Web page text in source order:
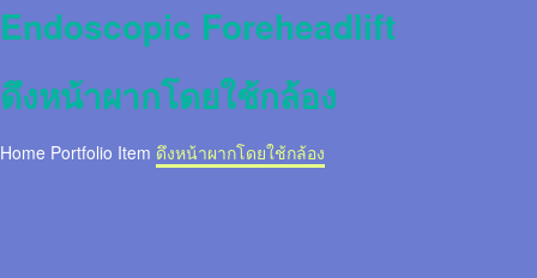
Endoscopic Foreheadlift
ดึงหน้าผากโดยใช้กล้อง
Home Portfolio Item ดึงหน้าผากโดยใช้กล้อง